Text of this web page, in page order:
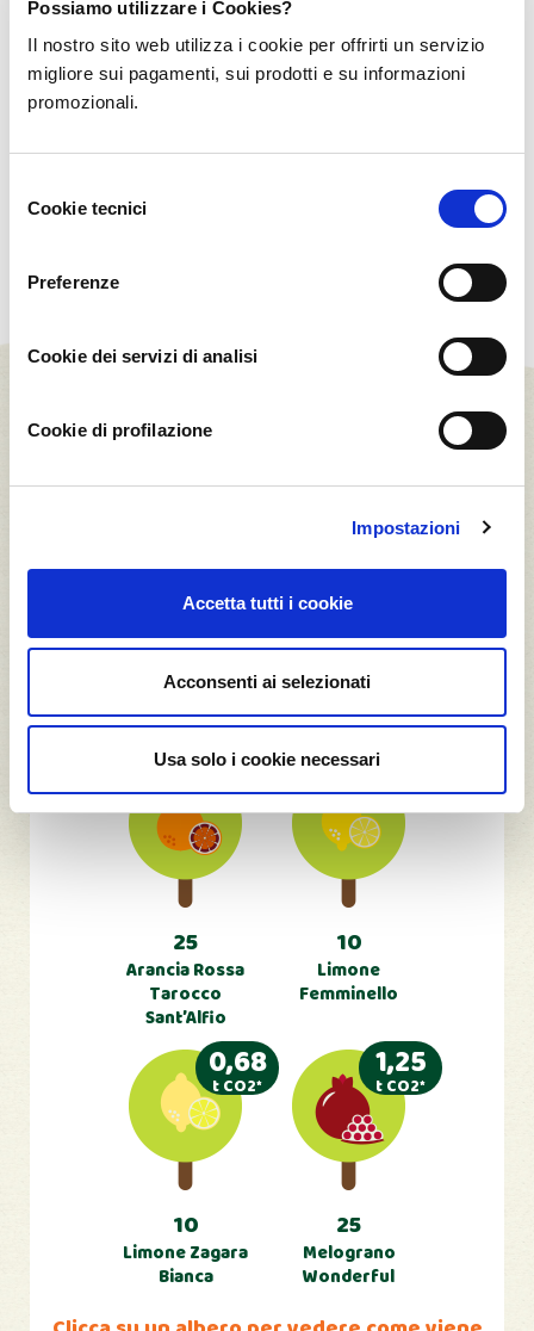
Possiamo utilizzare i Cookies?
Il nostro sito web utilizza i cookie per offrirti un servizio
migliore sui pagamenti, sui prodotti e su informazioni
promozionali.
delCookie tecnici
Preferenze
Cookie dei servizi di analisi
Cookie di profilazione
Impostazioni
Accetta tutti i cookie
Acconsenti ai selezionati
Usa solo i cookie necessari
Azienda Agricola
Cupane
Leone, Sicilia
Azienda Agricola
Campo Minato, il frutteto di
Mine Studio
Nel nostro frutteto le Mine crescono
sugli alberi e sono squisite! 🙂
1,75
t CO2*
25
Arancia Rossa
Tarocco
Sant’Alfio
0,68
t CO2*
10
Limone
Femminello
0,68
t CO2*
10
Limone Zagara
Bianca
1,25
t CO2*
25
Melograno
Wonderful